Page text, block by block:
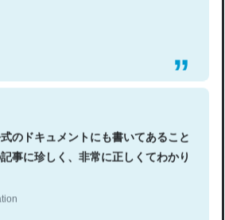
のドキュメントにも書いてあること
事に珍しく、非常に正しくてわかり